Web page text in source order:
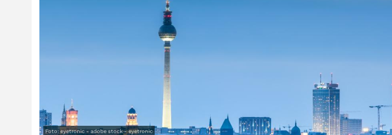
Foto: eyetronic - adobe stock - eyetronic